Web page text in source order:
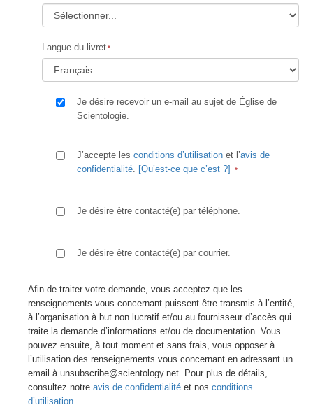
Langue du livret
Je désire recevoir un e-mail au sujet de Église de
Scientologie.
J’accepte les conditions d’utilisation et l’avis de
confidentialité. [Qu’est-ce que c’est ?]
Je désire être contacté(e) par téléphone.
Je désire être contacté(e) par courrier.
Afin de traiter votre demande, vous acceptez que les
renseignements vous concernant puissent être transmis à l’entité,
à l’organisation à but non lucratif et/ou au fournisseur d’accès qui
traite la demande d’informations et/ou de documentation. Vous
pouvez ensuite, à tout moment et sans frais, vous opposer à
l’utilisation des renseignements vous concernant en adressant un
email à unsubscribe@scientology.net. Pour plus de détails,
consultez notre avis de confidentialité et nos conditions
d’utilisation.